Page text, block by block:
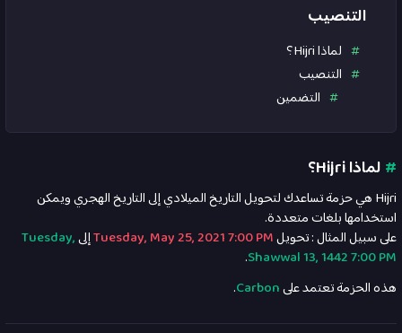
التنصيب
لماذا Hijri؟
التنصيب
التضمين
#لماذا Hijri؟
Hijri هي حزمة تساعدك لتحويل التاريخ الميلادي إلى التاريخ الهجري ويمكن
استخدامها بلغات متعددة.
على سبيل المثال : تحويلTuesday, May 25, 2021 7:00 PMإلىTuesday,
Shawwal 13, 1442 7:00 PM
.
هذه الحزمة تعتمد علىCarbon
.